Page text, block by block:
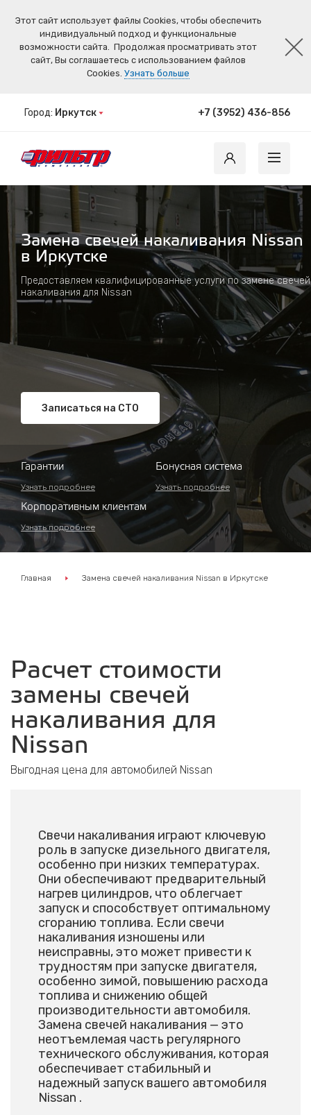
Этот сайт использует файлы Cookies, чтобы обеспечить
индивидуальный подход и функциональные
возможности сайта. Продолжая просматривать этот
сайт, Вы соглашаетесь с использованием файлов
Cookies. Узнать больше
Город: Иркутск +7 (3952) 436-856
Замена свечей накаливания Nissan
в Иркутске
Предоставляем квалифицированные услуги по замене свечей
накаливания для Nissan
Записаться на СТО
Гарантии
Узнать подробнее
Бонусная система
Узнать подробнее
Корпоративным клиентам
Узнать подробнее
Главная Замена свечей накаливания Nissan в Иркутске
Расчет стоимости
замены свечей
накаливания для
Nissan
Выгодная цена для автомобилей Nissan
Свечи накаливания играют ключевую
роль в запуске дизельного двигателя,
особенно при низких температурах.
Они обеспечивают предварительный
нагрев цилиндров, что облегчает
запуск и способствует оптимальному
сгоранию топлива. Если свечи
накаливания изношены или
неисправны, это может привести к
трудностям при запуске двигателя,
особенно зимой, повышению расхода
топлива и снижению общей
производительности автомобиля.
Замена свечей накаливания — это
неотъемлемая часть регулярного
технического обслуживания, которая
обеспечивает стабильный и
надежный запуск вашего автомобиля
Nissan .